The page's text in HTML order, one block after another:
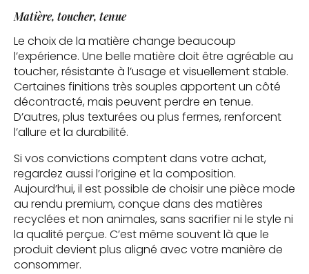
Matière, toucher, tenue
Le choix de la matière change beaucoup
l’expérience. Une belle matière doit être agréable au
toucher, résistante à l’usage et visuellement stable.
Certaines finitions très souples apportent un côté
décontracté, mais peuvent perdre en tenue.
D’autres, plus texturées ou plus fermes, renforcent
l’allure et la durabilité.
Si vos convictions comptent dans votre achat,
regardez aussi l’origine et la composition.
Aujourd’hui, il est possible de choisir une pièce mode
au rendu premium, conçue dans des matières
recyclées et non animales, sans sacrifier ni le style ni
la qualité perçue. C’est même souvent là que le
produit devient plus aligné avec votre manière de
consommer.